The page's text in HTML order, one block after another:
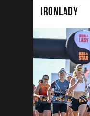
IRONLADY